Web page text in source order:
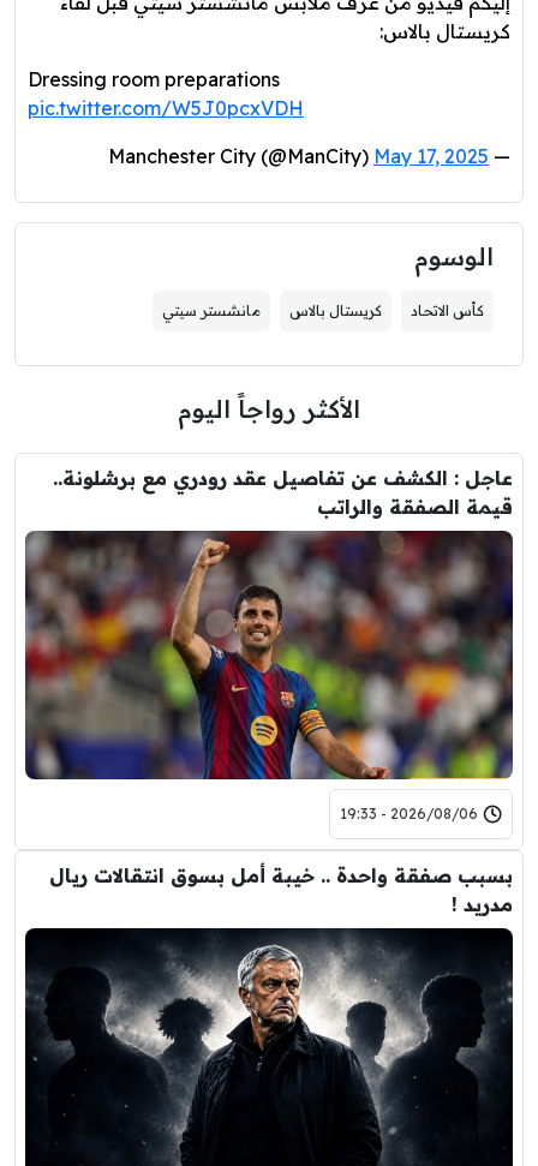
كريستال بالاس:
Dressing room preparations
pic.twitter.com/W5J0pcxVDH
— Manchester City (@ManCity)
May 17, 2025
الوسوم
كأس الاتحاد كريستال بالاس مانشستر سيتي
الأكثر رواجاً اليوم
عاجل : الكشف عن تفاصيل عقد رودري مع برشلونة..
قيمة الصفقة والراتب
2026/08/06 - 19:33
بسبب صفقة واحدة .. خيبة أمل بسوق انتقالات ريال
مدريد !